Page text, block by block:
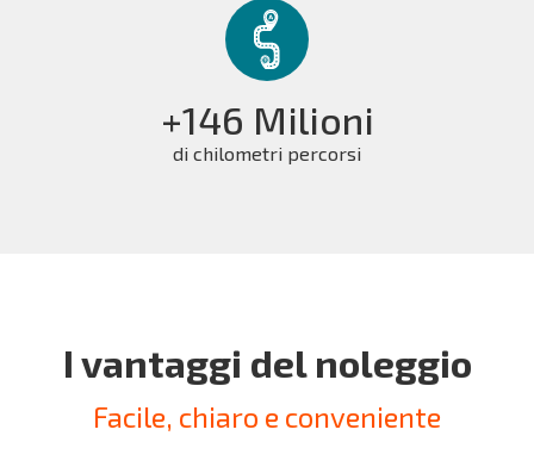
+146 Milioni
di chilometri percorsi
I vantaggi del noleggio
Facile, chiaro e conveniente